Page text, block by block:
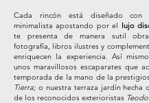
Cada rincón está diseñado con
minimalista apostando por el lujo
te presenta de manera sutil
fotografía, libros ilustres y
enriquecen la experiencia. Así
unos maravillosos escaparates que
temporada de la mano de la
Tierra; o nuestra terraza jardín hecha
de los reconocidos exterioristas